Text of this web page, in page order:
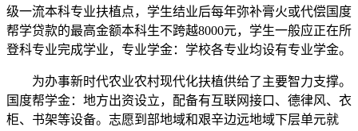
级一流本科专业扶植点，学生结业后每年弥补膏火或代偿国度
帮学贷款的最高金额本科生不跨越8000元，学生一般应正在所
登科专业完成学业，专业学金：学校各专业均设有专业学金。
为办事新时代农业农村现代化扶植供给了主要智力支撑。
国度帮学金：地方出资设立，配备有互联网接口、德律风、衣
柜、书架等设备。志愿到部地域和艰辛边远地域下层单元就